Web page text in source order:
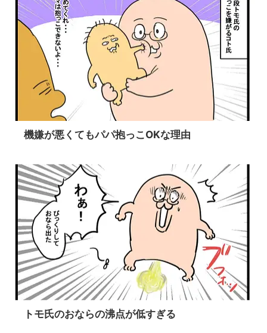
機嫌が悪くてもパパ抱っこOKな理由
トモ氏のおならの沸点が低すぎる